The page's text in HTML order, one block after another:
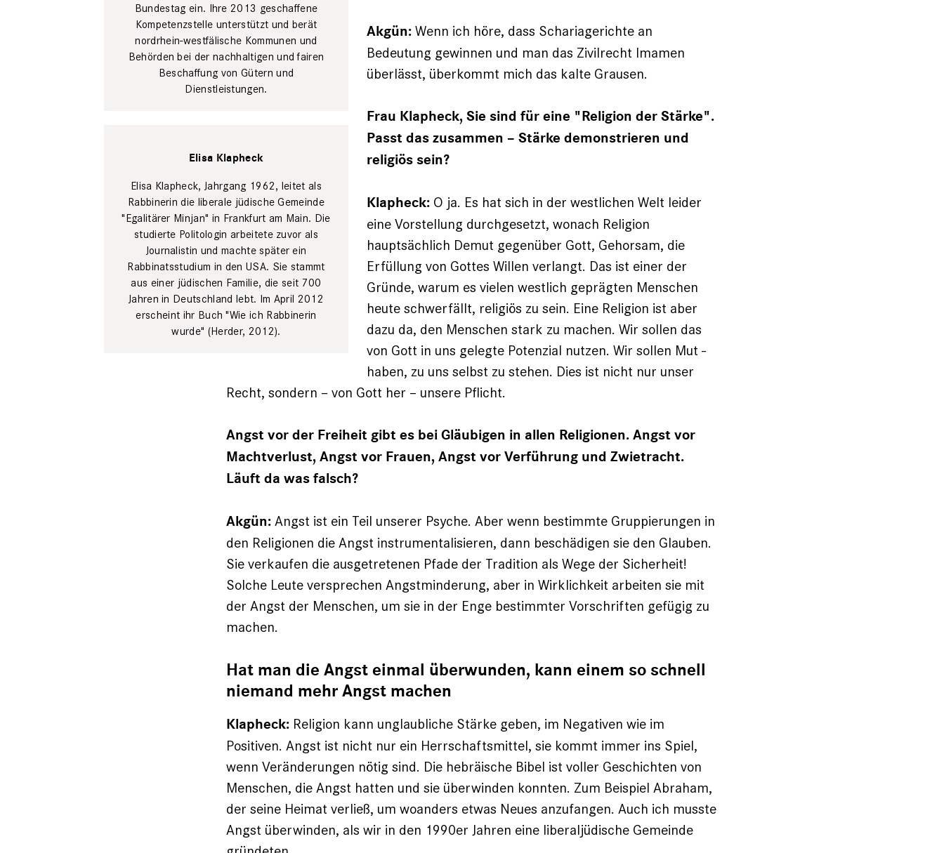
Bundestag ein. Ihre 2013 geschaffene
Kompetenzstelle unterstützt und berät
nordrhein-west­fälische Kommunen und
Behörden bei der nachhaltigen und fairen
Beschaffung von Gütern und
Dienstleistungen.
Elisa Klapheck
Elisa Klapheck, Jahrgang 1962, leitet als
Rabbinerin die liberale ­jüdische Gemeinde
"Egalitärer Minjan" in Frankfurt am Main. Die
studierte Politologin arbeitete zuvor als
Journalistin und machte ­später ein
Rabbinatsstudium in den USA. Sie stammt
aus einer ­jüdischen Familie, die seit 700
Jahren in Deutschland lebt. Im April 2012
erscheint ihr Buch "Wie ich Rabbinerin
wurde" (Herder, 2012).
Akgün:Wenn ich höre, dass Schariagerichte an
Bedeutung ge­winnen und man das Zivilrecht Imamen
überlässt, überkommt mich das kalte Grausen.
Frau Klapheck, Sie sind für eine "Religion der Stärke".
Passt das zusammen – Stärke demonstrieren und
religiös sein?
Klapheck: O ja. Es hat sich in der westlichen Welt leider
eine Vorstellung durchgesetzt, wonach Religion
hauptsächlich Demut gegenüber Gott, Gehorsam, die
Erfüllung von Gottes Willen verlangt. Das ist einer der
Gründe, warum es vielen westlich geprägten Menschen
heute schwerfällt, religiös zu sein. Eine Reli­gion ist aber
dazu da, den Menschen stark zu machen. Wir sollen das
von Gott in uns gelegte Potenzial nutzen. Wir sollen Mut ­
haben, zu uns selbst zu stehen. Dies ist nicht nur unser
Recht, sondern – von Gott her – unsere Pflicht.
Angst vor der Freiheit gibt es bei Gläubigen in allen Religionen. Angst vor
Machtverlust, Angst vor Frauen, Angst vor Verführung und Zwietracht.
Läuft da was falsch?
Akgün:Angst ist ein Teil unserer Psyche. Aber wenn bestimmte Gruppierungen in
den Religionen die Angst instrumentalisieren, dann beschädigen sie den Glauben.
Sie verkaufen die ausgetretenen Pfade der Tradition als Wege der Sicherheit!
Solche Leute versprechen Angstminderung, aber in Wirklichkeit arbeiten sie mit
der Angst der Menschen, um sie in der Enge bestimmter Vorschriften gefügig zu
machen.
Hat man die Angst einmal überwunden, kann einem so schnell
niemand mehr Angst machen
Klapheck: Religion kann unglaubliche Stärke geben, im Negativen wie im
Positiven. Angst ist nicht nur ein Herrschaftsmittel, sie kommt immer ins Spiel,
wenn Veränderungen nötig sind. Die hebräische Bibel ist voller Geschichten von
Menschen, die Angst hatten und sie überwinden konnten. Zum Beispiel Abraham,
der seine Heimat verließ, um woanders etwas Neues anzufangen. Auch ich musste
Angst überwinden, als wir in den 1990er Jahren eine liberaljüdische Gemeinde